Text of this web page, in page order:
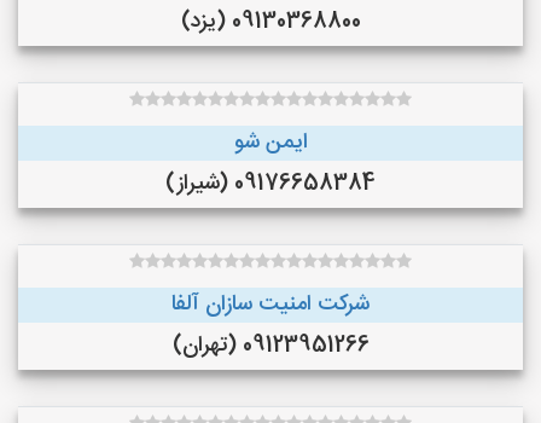
09130368800 (یزد)
ایمن شو
09176658384 (شیراز)
شرکت امنیت سازان آلفا
09123951266 (تهران)